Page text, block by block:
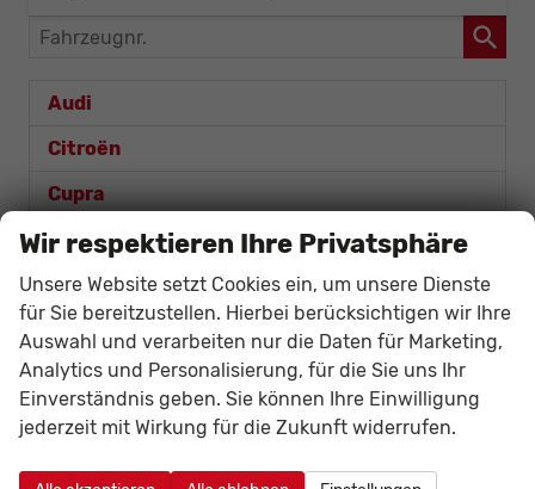
Fahrzeugnr.
Audi
Citroën
Cupra
Dacia
Fiat
Ford
Honda
Hyundai
Kia
Wir respektieren Ihre Privatsphäre
Unsere Website setzt Cookies ein, um unsere Dienste
für Sie bereitzustellen. Hierbei berücksichtigen wir Ihre
Auswahl und verarbeiten nur die Daten für Marketing,
Analytics und Personalisierung, für die Sie uns Ihr
Einverständnis geben. Sie können Ihre Einwilligung
jederzeit mit Wirkung für die Zukunft widerrufen.